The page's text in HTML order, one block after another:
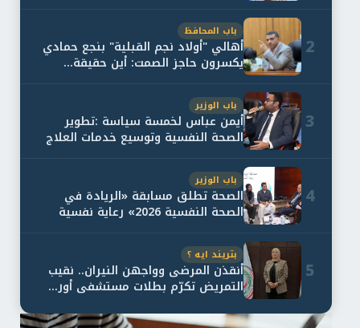
2
باب المحافظ
أهالي "أولاد نجم القبلية" بنجع حمادي
يكسرون حاجز الصمت: أين حقيقة...
3
باب الوزير
أيمن عباس لخمسة سياسة :تطوير
الصحة النفسية وتوسيع خدمات العلاج
4
باب الوزير
الصحة تطلق مسابقة «الريادة في
الصحة النفسية 2026» رعاية نفسية
5
بتريند ايه ؟
أنقذن المرضى وواجهن النيران.. نقيب
التمريض تكرّم بطلات مستشفى أور...